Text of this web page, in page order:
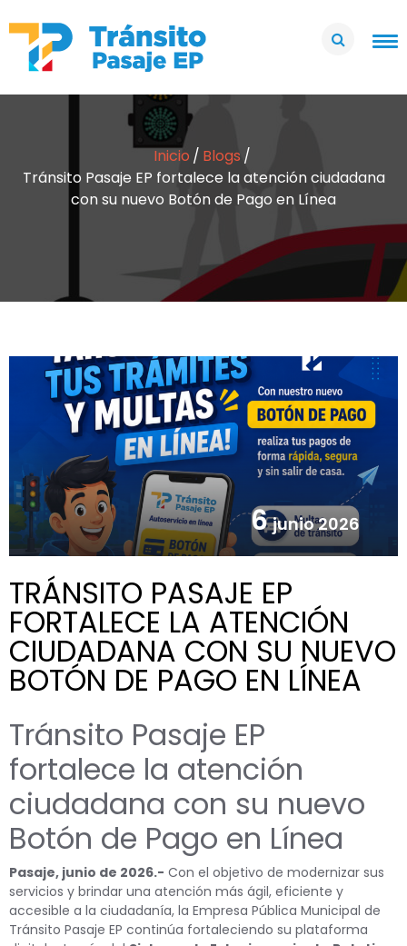
Inicio
Blogs
Tránsito Pasaje EP fortalece la atención ciudadana
con su nuevo Botón de Pago en Línea
6 junio 2026
TRÁNSITO PASAJE EP
FORTALECE LA ATENCIÓN
CIUDADANA CON SU NUEVO
BOTÓN DE PAGO EN LÍNEA
Tránsito Pasaje EP
fortalece la atención
ciudadana con su nuevo
Botón de Pago en Línea
Pasaje, junio de 2026.- Con el objetivo de modernizar sus
servicios y brindar una atención más ágil, eficiente y
accesible a la ciudadanía, la Empresa Pública Municipal de
Tránsito Pasaje EP continúa fortaleciendo su plataforma